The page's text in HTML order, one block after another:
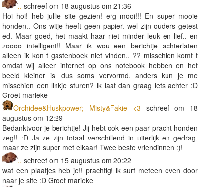
.. schreef om 18 augustus om 21:36
Hoi hoi! heb jullie site gezien! erg mooi!!! En super mooie
honden.. Ons witje heeft geen papier. wel zijn ouders getest
ed. Maar goed, het maakt haar niet minder leuk en lief.. en
zoooo intelligent!! Maar ik wou een berichtje achterlaten
alleen ik kon t gastenboek niet vinden.. ?? misschien komt t
omdat wij alleen internet op ons notebook hebben en het
beeld kleiner is, dus soms vervormd. anders kun je me
misschien een linkje sturen? ik laat dan graag iets achter :D
Groet marieke
Orchidee&Huskpower; Misty&Fakie <3 schreef om 18
augustus om 12:29
Bedanktvoor je berichtje! Jij hebt ook een paar pracht honden
zeg!! :D Ja ze zijn totaal verschillend in uiterlijk en gedrag,
maar ze zijn super met elkaar! Twee beste vriendinnen :)!
.. schreef om 15 augustus om 20:22
wat een plaatjes heb je!! prachtig! ik surf meteen even door
naar je site :D Groet marieke